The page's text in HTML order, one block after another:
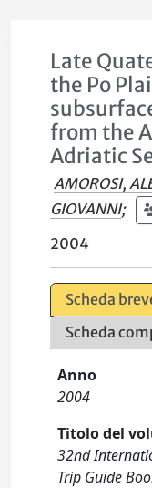
Late
the Po
from the
Adriatic
AMOROSI,
GIOVANNI;
2004
Scheda
Scheda
Anno
2004
Titolo del
32nd
Trip Guide